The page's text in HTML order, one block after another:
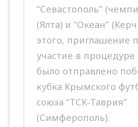
“Севастополь”
(Ялта) и “Океан”
этого, приглашение
участие в процедуре
было отправлено
кубка Крымского
союза “ТСК‑Таврия”
(Симферополь).